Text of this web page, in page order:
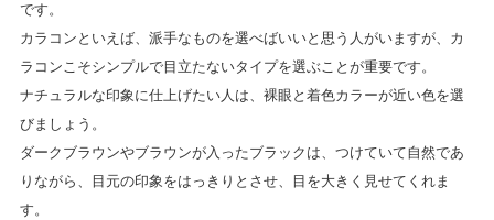
です。
カラコンといえば、派手なものを選べばいいと思う人がいますが、カ
ラコンこそシンプルで目立たないタイプを選ぶことが重要です。
ナチュラルな印象に仕上げたい人は、裸眼と着色カラーが近い色を選
びましょう。
ダークブラウンやブラウンが入ったブラックは、つけていて自然であ
りながら、目元の印象をはっきりとさせ、目を大きく見せてくれま
す。